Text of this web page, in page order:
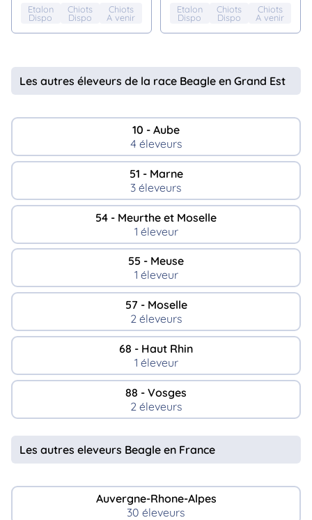
Etalon
Dispo
Chiots
Dispo
Chiots
A venir
Etalon
Dispo
Chiots
Dispo
Chiots
A venir
Les autres éleveurs de la race Beagle en Grand Est
10 - Aube
4 éleveurs
51 - Marne
3 éleveurs
54 - Meurthe et Moselle
1 éleveur
55 - Meuse
1 éleveur
57 - Moselle
2 éleveurs
68 - Haut Rhin
1 éleveur
88 - Vosges
2 éleveurs
Les autres eleveurs Beagle en France
Auvergne-Rhone-Alpes
30 éleveurs